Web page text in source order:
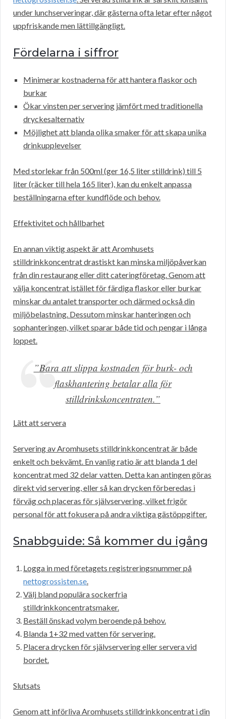
under lunchserveringar, där gästerna ofta letar efter något
uppfriskande men lättillgängligt.
Fördelarna i siffror
Minimerar kostnaderna för att hantera flaskor och
burkar
Ökar vinsten per servering jämfört med traditionella
dryckesalternativ
Möjlighet att blanda olika smaker för att skapa unika
drinkupplevelser
Med storlekar från 500ml (ger 16,5 liter stilldrink) till 5
liter (räcker till hela 165 liter), kan du enkelt anpassa
beställningarna efter kundflöde och behov.
Effektivitet och hållbarhet
En annan viktig aspekt är att Aromhusets
stilldrinkkoncentrat drastiskt kan minska miljöpåverkan
från din restaurang eller ditt cateringföretag. Genom att
välja koncentrat istället för färdiga flaskor eller burkar
minskar du antalet transporter och därmed också din
miljöbelastning. Dessutom minskar hanteringen och
sophanteringen, vilket sparar både tid och pengar i långa
loppet.
”Bara att slippa kostnaden för burk- och
flaskhantering betalar alla för
stilldrinkskoncentraten.”
Lätt att servera
Servering av Aromhusets stilldrinkkoncentrat är både
enkelt och bekvämt. En vanlig ratio är att blanda 1 del
koncentrat med 32 delar vatten. Detta kan antingen göras
direkt vid servering, eller så kan drycken förberedas i
förväg och placeras för självservering, vilket frigör
personal för att fokusera på andra viktiga gästöppgifter.
Snabbguide: Så kommer du igång
Logga in med företagets registreringsnummer på
nettogrossisten.se.
Välj bland populära sockerfria
stilldrinkkoncentratsmaker.
Beställ önskad volym beroende på behov.
Blanda 1+32 med vatten för servering.
Placera drycken för självservering eller servera vid
bordet.
Slutsats
Genom att införliva Aromhusets stilldrinkkoncentrat i din